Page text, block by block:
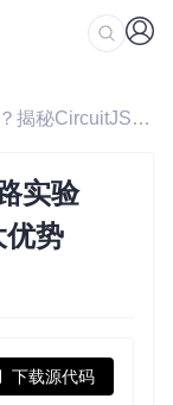
/ 如何用浏览器打造专业电路实验室？揭秘CircuitJS1的5大优势
实验
势
下载源代码